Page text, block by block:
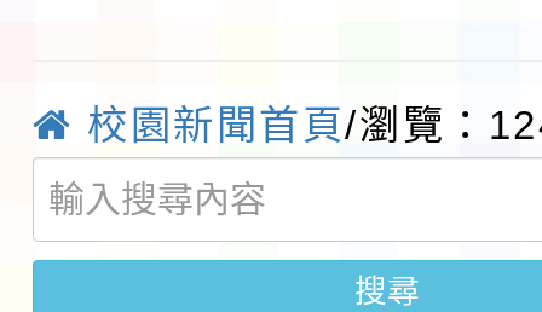
鎮韌性（防空）演習－
速演練執行計畫」
「115年金融知識線上
法」
本校115學年度第1學
校園新聞首頁/瀏覽：
搜尋